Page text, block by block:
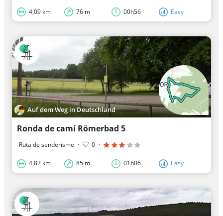
4,09 km 76 m 00h56 Easy
Auf dem Weg in Deutschland
Ronda de camí Römerbad 5
Ruta de senderisme · 0 ·
4,82 km 85 m 01h06 Easy